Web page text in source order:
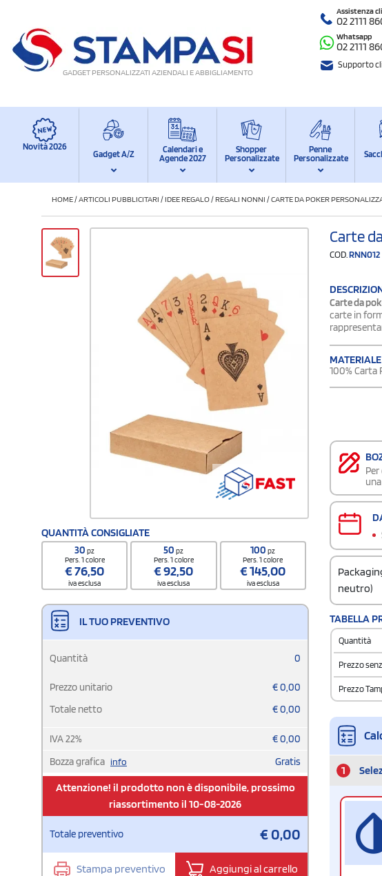
GADGET PERSONALIZZATI AZIENDALI E ABBIGLIAMENTO
Assistenza
02 2111
Whatsapp
02 2111
Supporto
Novità 2026
Gadget A/Z
Calendari e
Agende 2027
Shopper
Personalizzate
Penne
Personalizzate
HOME/ARTICOLI PUBBLICITARI /IDEE REGALO/REGALI NONNI /CARTE DA POKER
QUANTITÀ CONSIGLIATE
30pz
Pers. 1 colore
€76,50
iva esclusa
50pz
Pers. 1 colore
€92,50
iva esclusa
100pz
Pers. 1 colore
€145,00
iva esclusa
IL TUO PREVENTIVO
Quantità 0
Prezzo unitario €0,00
Totale netto
€0,00
IVA22% €0,00
Bozza grafica info Gratis
Attenzione! il prodotto non è disponibile, prossimo
riassortimento il 10-08-2026
Totale preventivo €0,00
Stampa preventivo Aggiungi al carrello
Carte
COD. RNN012
Carte da
carte in
MATERIALE
100% Carta
neutro)
9504 4000
Quantità
200
TABELLA
Quantità
Prezzo
Prezzo
1